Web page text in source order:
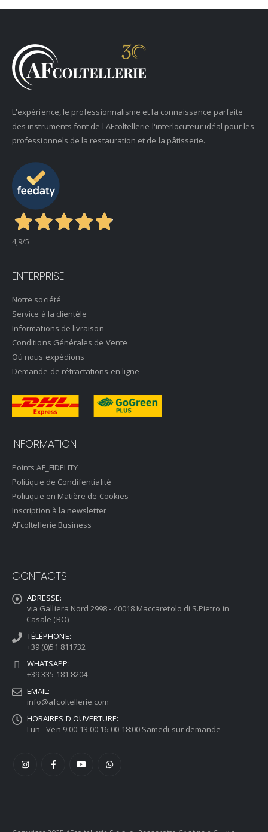
L'expérience, le professionnalisme et la connaissance parfaite
des instruments font de l'AFcoltellerie l'interlocuteur idéal pour les
professionnels de la restauration et de la pâtisserie.
4,9/5
ENTERPRISE
Notre société
Service à la clientèle
Informations de livraison
Conditions Générales de Vente
Où nous expédions
Demande de rétractations en ligne
INFORMATION
Points AF_FIDELITY
Politique de Condifentialité
Politique en Matière de Cookies
Inscription à la newsletter
AFcoltellerie Business
CONTACTS
ADRESSE:
via Galliera Nord 2998 - 40018 Maccaretolo di S.Pietro in
Casale (BO)
TÉLÉPHONE:
+39 (0)51 811732
WHATSAPP:
+39 335 181 8204
EMAIL:
info@afcoltellerie.com
HORAIRES D'OUVERTURE:
Lun - Ven 9:00-13:00 16:00-18:00 Samedi sur demande